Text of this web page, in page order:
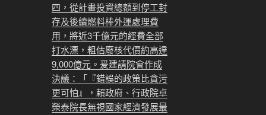
四，從計畫投資總額到停工封
存及後續燃料棒外運處理費
用，將近3千億元的經費全部
打水漂，粗估廢核代價約高達
9,000億元。爰建請院會作成
決議：「『錯誤的政策比貪污
更可怕』，賴政府、行政院卓
榮泰院長無視國家經濟發展最